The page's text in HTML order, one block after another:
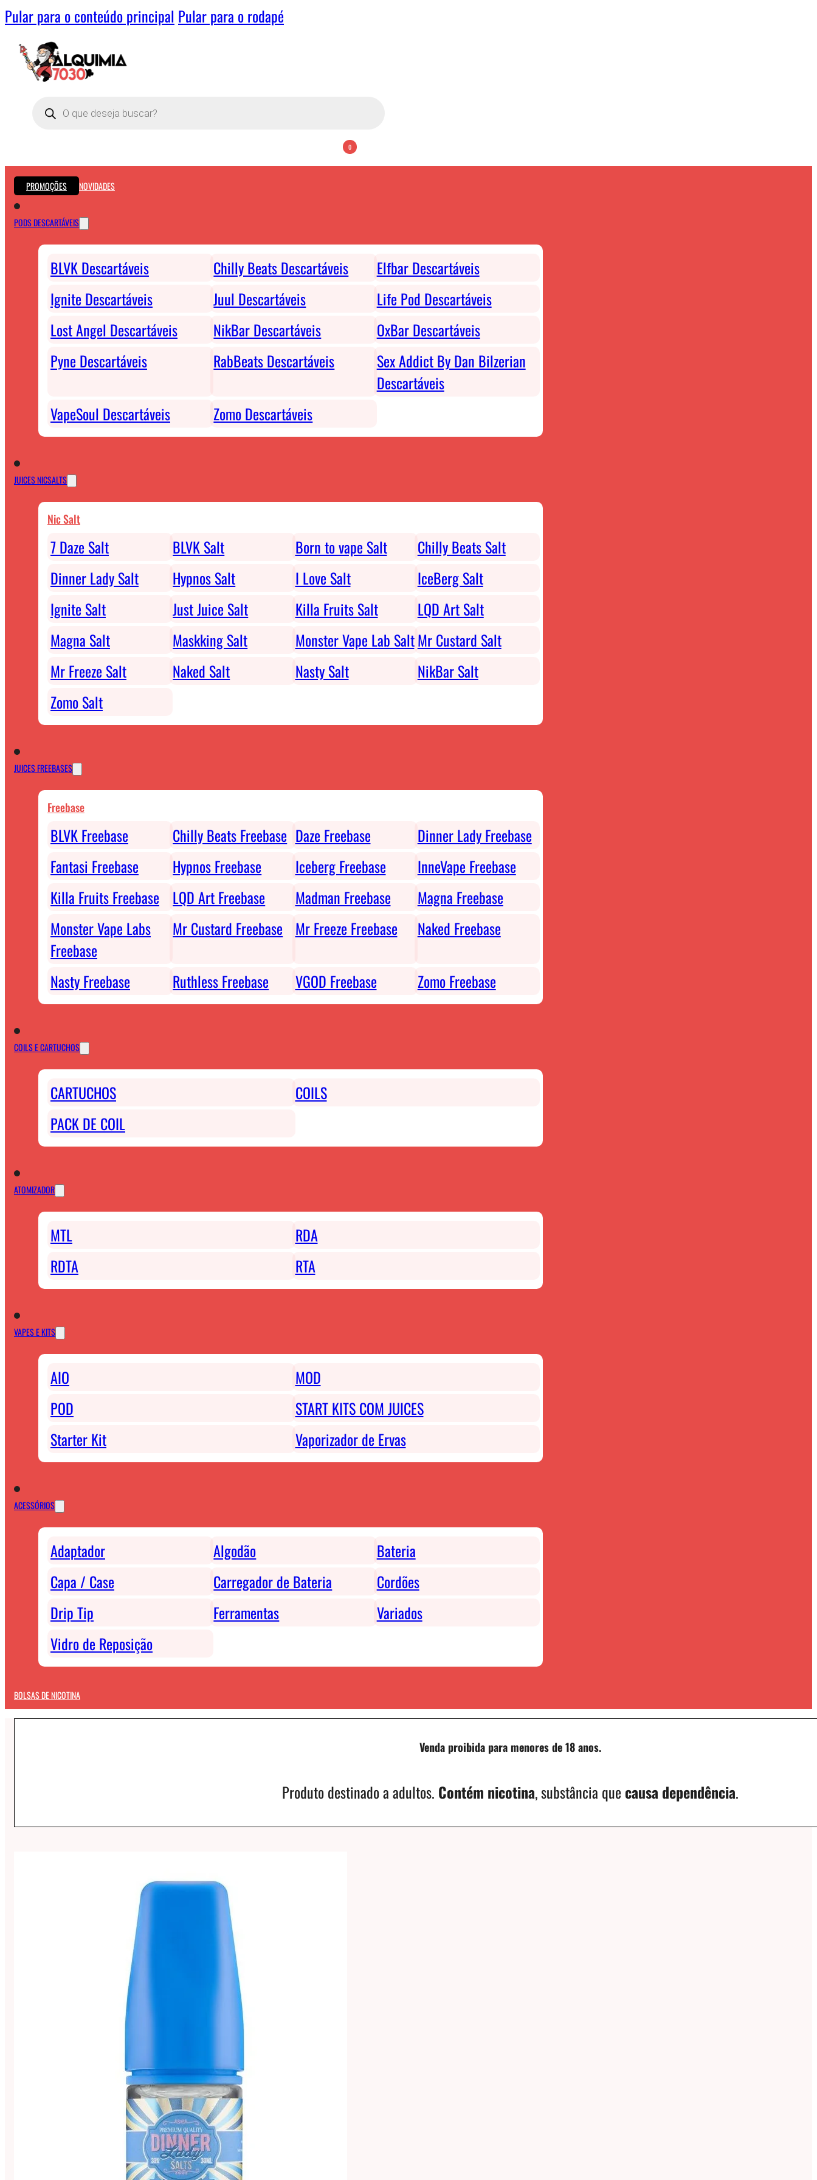
Pular para o conteúdo principal Pular para o rodapé
Pesquisar
produtos
0
PROMOÇÕES NOVIDADES
PODS DESCARTÁVEIS
BLVK Descartáveis Chilly Beats Descartáveis
Elfbar Descartáveis
Ignite Descartáveis
Juul Descartáveis
Life Pod Descartáveis
Lost Angel Descartáveis
NikBar Descartáveis
OxBar Descartáveis
Pyne Descartáveis
RabBeats Descartáveis
Sex Addict By Dan Bilzerian
Descartáveis
VapeSoul Descartáveis
Zomo Descartáveis
JUICES NICSALTS
Nic Salt
7 Daze Salt BLVK Salt Born to vape Salt
Chilly Beats Salt
Dinner Lady Salt
Hypnos Salt I Love Salt
IceBerg Salt
Ignite Salt
Just Juice Salt Killa Fruits Salt
LQD Art Salt
Magna Salt
Maskking Salt Monster Vape Lab SaltMr Custard Salt
Mr Freeze Salt
Naked Salt Nasty Salt
NikBar Salt
Zomo Salt
JUICES FREEBASES
Freebase
BLVK Freebase Chilly Beats Freebase Daze Freebase
Dinner Lady Freebase
Fantasi Freebase
Hypnos Freebase Iceberg Freebase
InneVape Freebase
Killa Fruits Freebase
LQD Art Freebase Madman Freebase
Magna Freebase
Monster Vape Labs
Freebase
Mr Custard Freebase Mr Freeze Freebase Naked Freebase
Nasty Freebase Ruthless Freebase VGOD Freebase Zomo Freebase
COILS E CARTUCHOS
CARTUCHOS
COILS
PACK DE COIL
ATOMIZADOR
MTL
RDA
RDTA
RTA
VAPES E KITS
AIO
MOD
POD
START KITS COM JUICES
Starter Kit
Vaporizador de Ervas
ACESSÓRIOS
Adaptador Algodão
Bateria
Capa / Case
Carregador de Bateria
Cordões
Drip Tip
Ferramentas
Variados
Vidro de Reposição
BOLSAS DE NICOTINA
Venda proibida para menores de 18 anos.
Produto destinado a adultos. Contém nicotina, substância que causa dependência.